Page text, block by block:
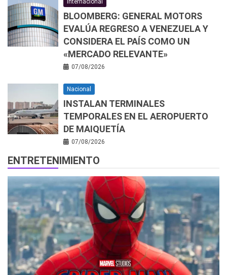
BLOOMBERG: GENERAL MOTORS
EVALÚA REGRESO A VENEZUELA Y
CONSIDERA EL PAÍS COMO UN
«MERCADO RELEVANTE»
07/08/2026
Nacional
INSTALAN TERMINALES
TEMPORALES EN EL AEROPUERTO
DE MAIQUETÍA
07/08/2026
ENTRETENIMIENTO